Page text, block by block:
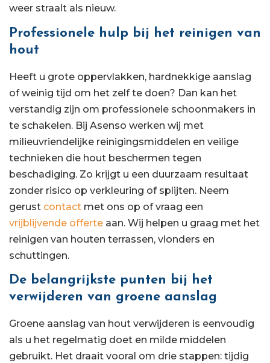
weer straalt als nieuw.
Professionele hulp bij het reinigen van
hout
Heeft u grote oppervlakken, hardnekkige aanslag
of weinig tijd om het zelf te doen? Dan kan het
verstandig zijn om professionele schoonmakers in
te schakelen. Bij Asenso werken wij met
milieuvriendelijke reinigingsmiddelen en veilige
technieken die hout beschermen tegen
beschadiging. Zo krijgt u een duurzaam resultaat
zonder risico op verkleuring of splijten. Neem
gerust contact met ons op of vraag een
vrijblijvende offerte aan. Wij helpen u graag met het
reinigen van houten terrassen, vlonders en
schuttingen.
De belangrijkste punten bij het
verwijderen van groene aanslag
Groene aanslag van hout verwijderen is eenvoudig
als u het regelmatig doet en milde middelen
gebruikt. Het draait vooral om drie stappen: tijdig